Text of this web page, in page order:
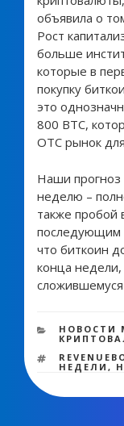
объявила о
Рост
больше
которые в
покупку
это
800 BTC,
OTC рынок
Наши прогноз
неделю –
также пробой
последующим
что биткоин
конца недели,
РУБРИКИ
НОВОСТИ
МЕТКИ
НЕДЕЛИ,